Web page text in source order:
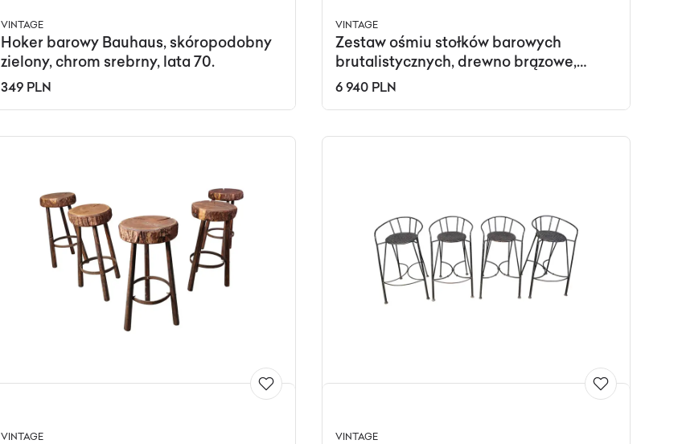
VINTAGE
Hoker barowy Bauhaus, skóropodobny
zielony, chrom srebrny, lata 70.
349 PLN
VINTAGE
Zestaw ośmiu stołków barowych
brutalistycznych, drewno brązowe,
metal czarny, Hiszpania, lata 60.
6 940 PLN
VINTAGE VINTAGE